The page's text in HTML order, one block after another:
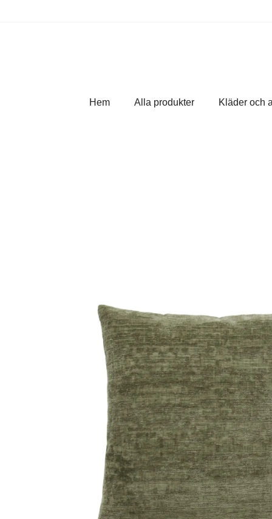
Hem Alla produkter Kläder och